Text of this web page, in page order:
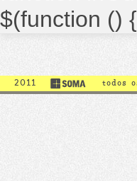
$(function ()
2011 todos